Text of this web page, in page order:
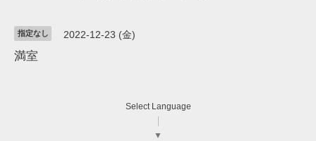
指定なし 2022-12-23 (金)
満室
Select Language
▼